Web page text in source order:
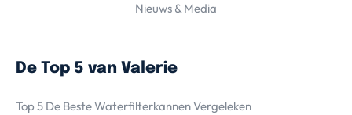
Nieuws & Media
De Top 5 van Valerie
Top 5 De Beste Waterfilterkannen Vergeleken